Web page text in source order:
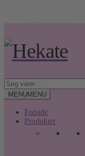
navigation
indhold
Søg
efter:
MENUMENU
Forside
Produkter